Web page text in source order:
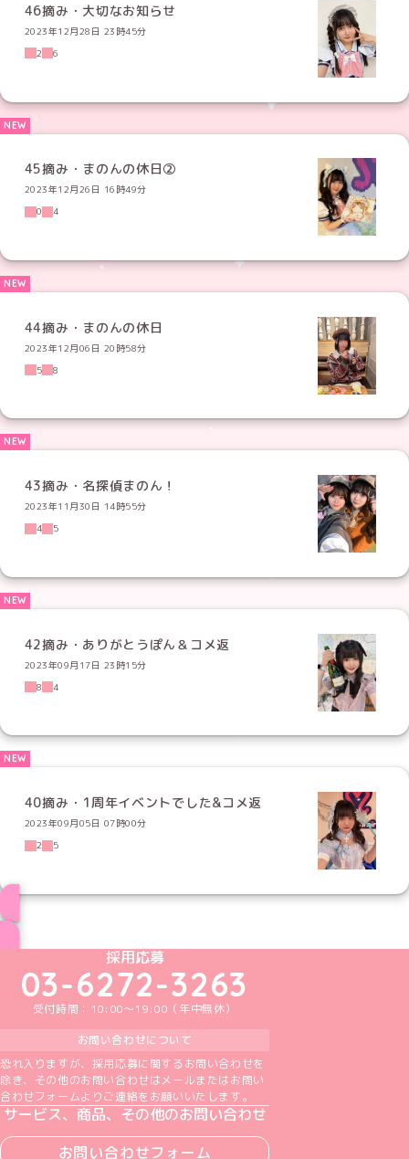
46摘み・大切なお知らせ
2023年12月28日 23時45分
2
6
45摘み・まのんの休日②
2023年12月26日 16時49分
0
4
44摘み・まのんの休日
2023年12月06日 20時58分
5
8
43摘み・名探偵まのん！
2023年11月30日 14時55分
4
5
42摘み・ありがとうぽん＆コメ返
2023年09月17日 23時15分
8
4
40摘み・1周年イベントでした&コメ返
2023年09月05日 07時00分
2
5
めいどりーみんTikTok公式アカウント
めいどりーみんX公式アカウント
めいどりーみんInstagram公式アカウント
めいどりーみんFacebook公式アカウン
めいどりーみんYouTube公式アカ
採用応募
03-6272-3263
受付時間：10:00～19:00（年中無休）
お問い合わせについて
恐れ入りますが、採用応募に関するお問い合わせを
除き、その他のお問い合わせはメールまたはお問い
合わせフォームよりご連絡をお願いいたします。
サービス、商品、その他のお問い合わせ
お問い合わせフォーム